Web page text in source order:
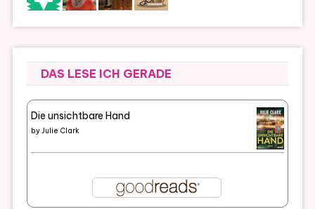
DAS LESE ICH GERADE
Die unsichtbare Hand
byJulie Clark